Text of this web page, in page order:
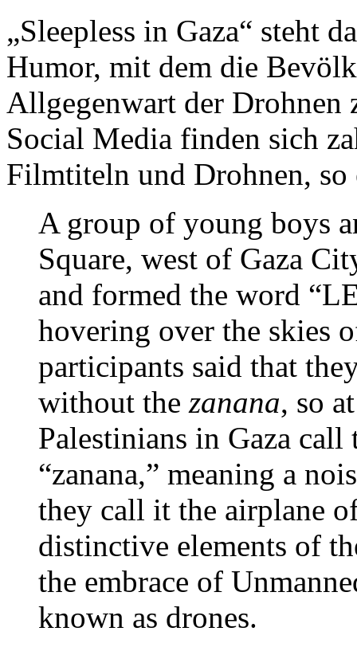
„Sleepless in Gaza“ steht
Humor, mit dem die
Allgegenwart der Drohnen
Social Media finden sich
Filmtiteln und Drohnen, so
A group of young boys
Square, west of Gaza
and formed the word
hovering over the skies
participants said that
without the zanana, so
Palestinians in Gaza
“zanana,” meaning a
they call it the airplane
distinctive elements of
the embrace of
known as drones.